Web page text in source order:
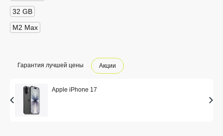
32 GB
M2 Max
Гарантия лучшей цены Акции
Apple iPhone 17